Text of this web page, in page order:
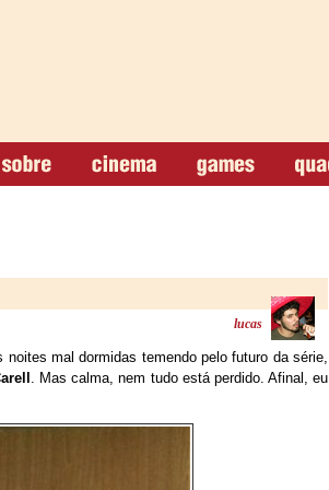
lucas
mal dormidas temendo pelo futuro da série,
. Mas calma, nem tudo está perdido. Afinal, eu